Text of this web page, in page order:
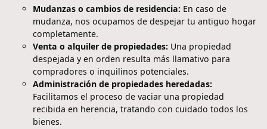
Mudanzas o cambios de residencia: En caso de
mudanza, nos ocupamos de despejar tu antiguo hogar
completamente.
Venta o alquiler de propiedades: Una propiedad
despejada y en orden resulta más llamativo para
compradores o inquilinos potenciales.
Administración de propiedades heredadas:
Facilitamos el proceso de vaciar una propiedad
recibida en herencia, tratando con cuidado todos los
bienes.